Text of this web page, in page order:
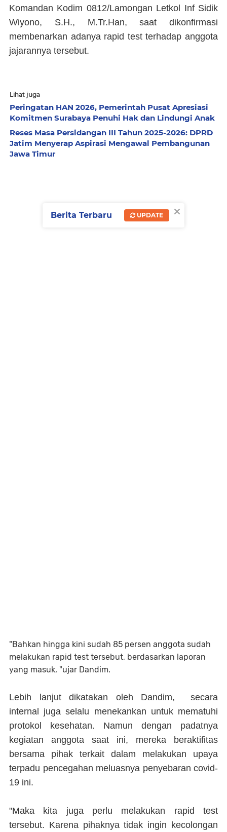
Komandan Kodim 0812/Lamongan Letkol Inf Sidik
Wiyono, S.H., M.Tr.Han, saat dikonfirmasi
membenarkan adanya rapid test terhadap anggota
jajarannya tersebut.
Lihat juga
Peringatan HAN 2026, Pemerintah Pusat Apresiasi
Komitmen Surabaya Penuhi Hak dan Lindungi Anak
Reses Masa Persidangan III Tahun 2025-2026: DPRD
Jatim Menyerap Aspirasi Mengawal Pembangunan
Jawa Timur
"Bahkan hingga kini sudah 85 persen anggota sudah
melakukan rapid test tersebut, berdasarkan laporan
yang masuk, "ujar Dandim.
Lebih lanjut dikatakan oleh Dandim, secara
internal juga selalu menekankan untuk mematuhi
protokol kesehatan. Namun dengan padatnya
kegiatan anggota saat ini, mereka beraktifitas
bersama pihak terkait dalam melakukan upaya
terpadu pencegahan meluasnya penyebaran covid-
19 ini.
"Maka kita juga perlu melakukan rapid test
tersebut. Karena pihaknya tidak ingin kecolongan
×
Berita Terbaru UPDATE